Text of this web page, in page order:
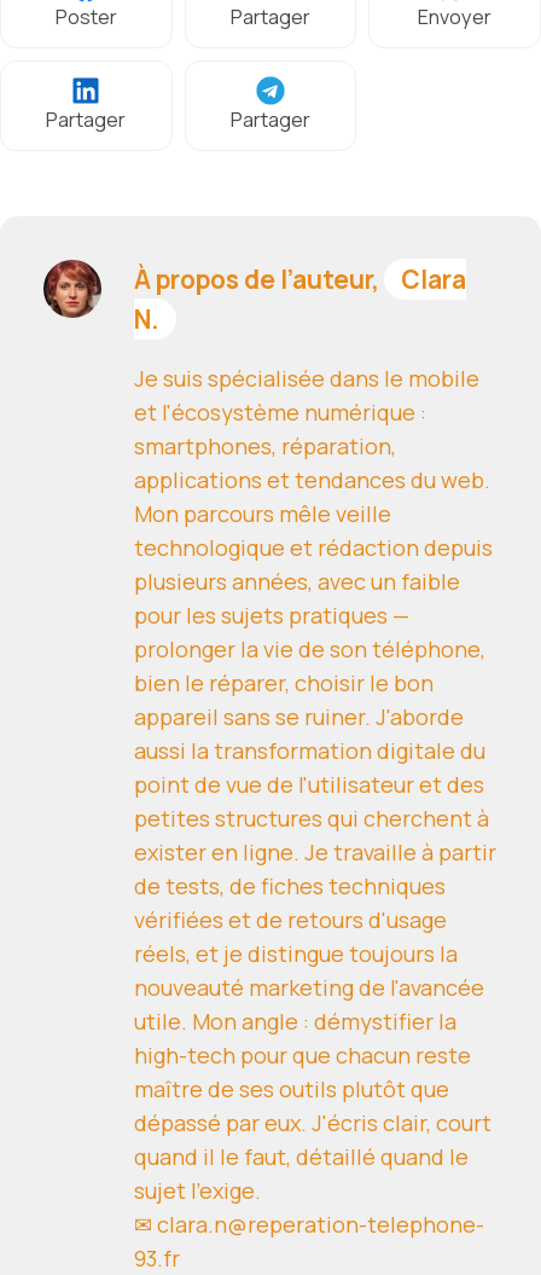
Poster Partager Envoyer
Partager Partager
À propos de l’auteur,
Clara
N.
Je suis spécialisée dans le mobile
et l'écosystème numérique :
smartphones, réparation,
applications et tendances du web.
Mon parcours mêle veille
technologique et rédaction depuis
plusieurs années, avec un faible
pour les sujets pratiques —
prolonger la vie de son téléphone,
bien le réparer, choisir le bon
appareil sans se ruiner. J'aborde
aussi la transformation digitale du
point de vue de l'utilisateur et des
petites structures qui cherchent à
exister en ligne. Je travaille à partir
de tests, de fiches techniques
vérifiées et de retours d'usage
réels, et je distingue toujours la
nouveauté marketing de l'avancée
utile. Mon angle : démystifier la
high-tech pour que chacun reste
maître de ses outils plutôt que
dépassé par eux. J'écris clair, court
quand il le faut, détaillé quand le
sujet l'exige.
✉ clara.n@reperation-telephone-
93.fr